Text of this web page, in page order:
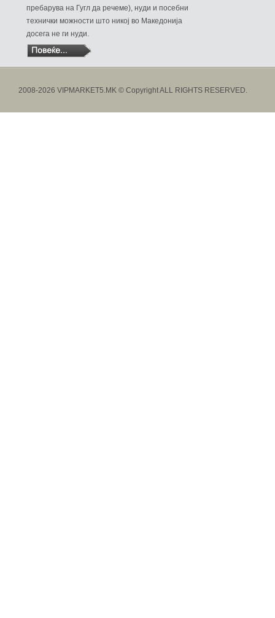
пребарува на Гугл да речеме), нуди и посебни
технички можности што никој во Македонија
досега не ги нуди.
2008-2026 VIPMARKET5.MK © Copyright ALL RIGHTS RESERVED.